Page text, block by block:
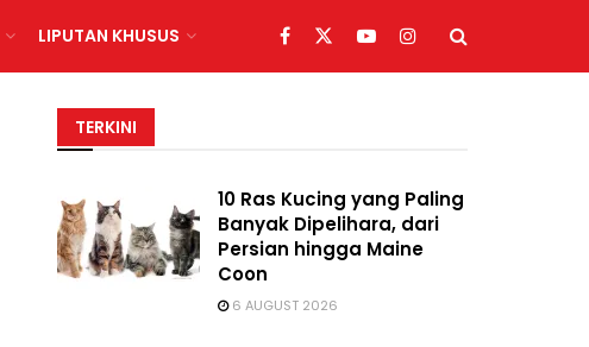
LIPUTAN KHUSUS
TERKINI
10 Ras Kucing yang Paling
Banyak Dipelihara, dari
Persian hingga Maine
Coon
6 AUGUST 2026